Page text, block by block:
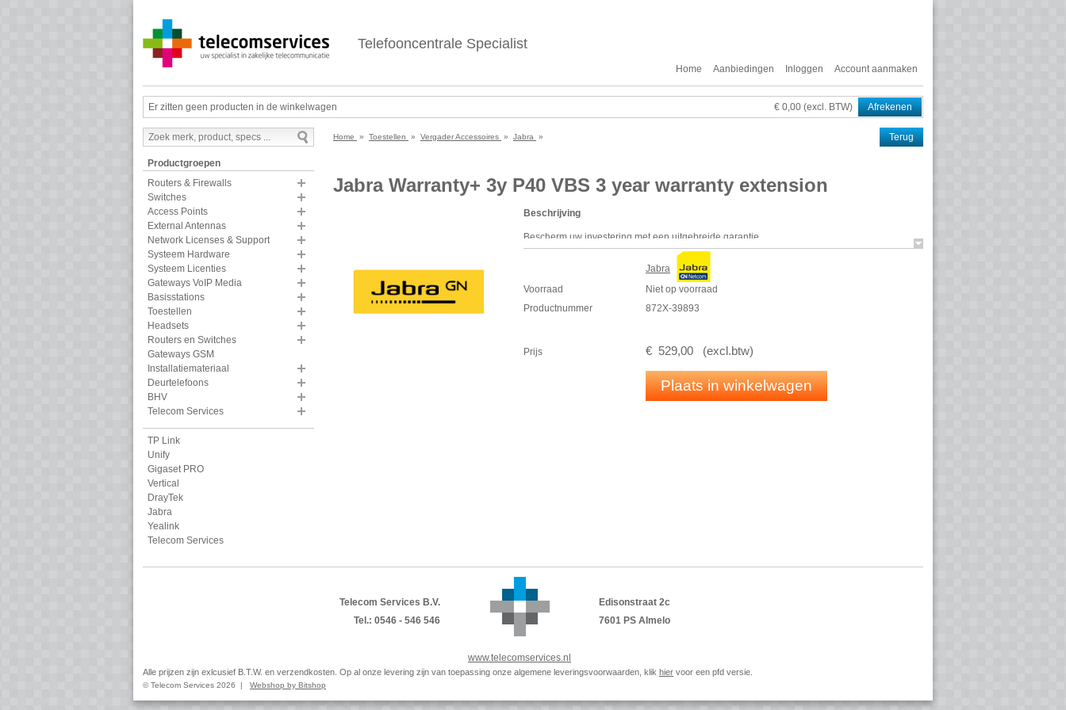
Telefooncentrale Specialist
Home Aanbiedingen Inloggen Account aanmaken
Er zitten geen producten in de winkelwagen € 0,00 (excl. BTW) Afrekenen
Productgroepen
Routers & Firewalls
Switches
Access Points
External Antennas
Network Licenses & Support
Systeem Hardware
Systeem Licenties
Gateways VoIP Media
Basisstations
Toestellen
Headsets
Routers en Switches
Gateways GSM
Installatiemateriaal
Deurtelefoons
BHV
Telecom Services
TP Link
Unify
Gigaset PRO
Vertical
DrayTek
Jabra
Yealink
Telecom Services
Home » Toestellen » Vergader Accessoires » Jabra » Terug
Jabra Warranty+ 3y P40 VBS 3 year warranty extension
Beschrijving
Bescherm uw investering met een uitgebreide garantie
Jabra
Voorraad
Niet op voorraad
Productnummer
872X-39893
Prijs € 529,00 (excl.btw)
Plaats in winkelwagen
Telecom Services B.V.
Edisonstraat 2c
Tel.: 0546 - 546 546
7601 PS Almelo
www.telecomservices.nl
Alle prijzen zijn exlcusief B.T.W. en verzendkosten. Op al onze levering zijn van toepassing onze algemene leveringsvoorwaarden, klik hier voor een pfd versie.
© Telecom Services 2026 | Webshop by Bitshop